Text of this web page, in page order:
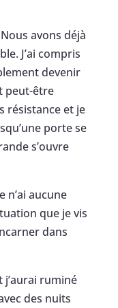
Nous avons déjà
J’ai compris
devenir
peut-être
résistance et je
porte se
s’ouvre
n’ai aucune
que je vis
dans
j’aurai ruminé
des nuits